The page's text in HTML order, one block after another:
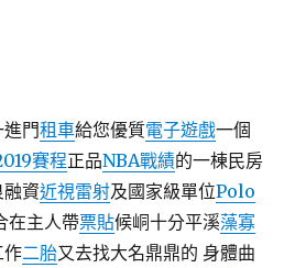
門租車給您優質電子遊戲一個
賽程正品NBA戰績的一棟民房
資近視雷射及國家級單位Polo
在主人帶票貼候峒十分平溪藻寡
作二胎又去找大名鼎鼎的 身體曲